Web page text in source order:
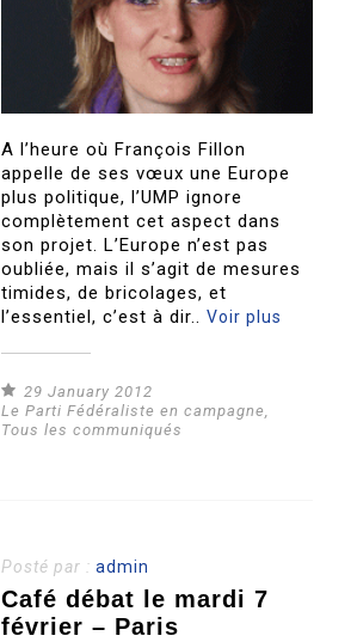
A l’heure où François Fillon
appelle de ses vœux une Europe
plus politique, l’UMP ignore
complètement cet aspect dans
son projet. L’Europe n’est pas
oubliée, mais il s’agit de mesures
timides, de bricolages, et
l’essentiel, c’est à dir..Voir plus
29 January 2012
Le Parti Fédéraliste en campagne,
Tous les communiqués
Posté par :admin
Café débat le mardi 7
février – Paris